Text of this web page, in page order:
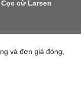
Cọc cừ Larsen